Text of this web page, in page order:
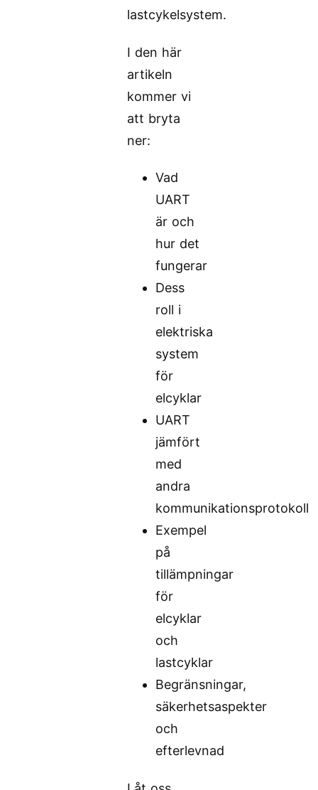
lastcykelsystem.
I den här
artikeln
kommer vi
att bryta
ner:
Vad
UART
är och
hur det
fungerar
Dess
roll i
elektriska
system
för
elcyklar
UART
jämfört
med
andra
kommunikationsprotokoll
Exempel
på
tillämpningar
för
elcyklar
och
lastcyklar
Begränsningar,
säkerhetsaspekter
och
efterlevnad